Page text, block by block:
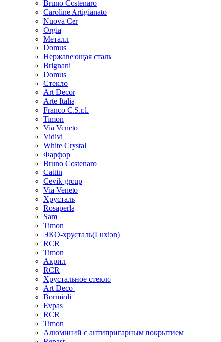
Bruno Costenaro
Caroline Artigianato
Nuova Cer
Orgia
Металл
Domus
Нержавеющая сталь
Brignani
Domus
Стекло
Art Decor
Arte Italia
Franco C.S.r.l.
Timon
Via Veneto
Vidivi
White Crystal
Фарфор
Bruno Costenaro
Cattin
Cevik group
Via Veneto
Хрусталь
Rosaperla
Sam
Timon
ЭКО-хрусталь(Luxion)
RCR
Timon
Акрил
RCR
Хрустальное стекло
Art Deco`
Bormioli
Evpas
RCR
Timon
Алюминий с антипригарным покрытием